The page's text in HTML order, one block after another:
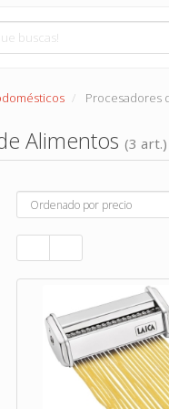
Procesadores
Alimentos (3 art.)